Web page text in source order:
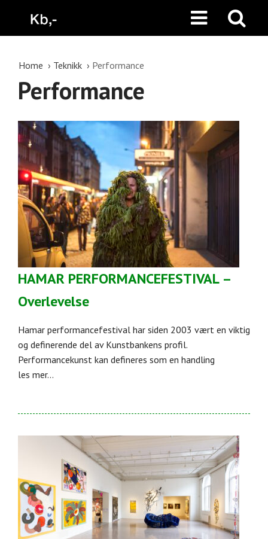
Home Teknikk Performance
Performance
HAMAR PERFORMANCEFESTIVAL –
Overlevelse
Hamar performancefestival har siden 2003 vært en viktig
og definerende del av Kunstbankens profil.
Performancekunst kan defineres som en handling
les mer...